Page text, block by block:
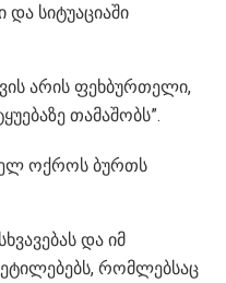
სიტუაციაში
არის ფეხბურთელი,
თამაშობს”.
ოქროს ბურთს
და იმ
რომლებსაც